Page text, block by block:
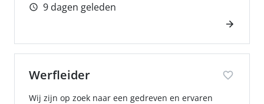
9 dagen geleden
Werfleider
Wij zijn op zoek naar een gedreven en ervaren